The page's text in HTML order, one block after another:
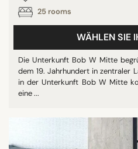
25 rooms
WÄHLEN SIE
Die Unterkunft Bob W Mitte
dem 19. Jahrhundert in zentraler
in der Unterkunft Bob W Mitte
eine ...